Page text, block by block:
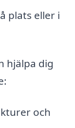
plats eller i
hjälpa dig
och